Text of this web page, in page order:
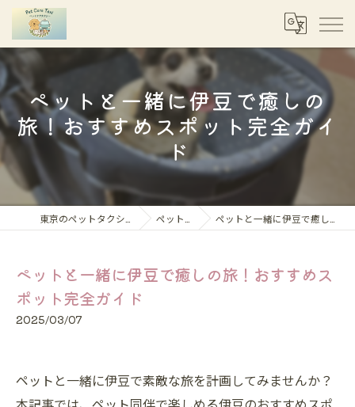
ペットと一緒に伊豆で癒しの
旅！おすすめスポット完全ガイ
ド
ペット移動コラム ペットと一緒に伊豆で癒しの旅！おすすめスポット完全ガイド
ペットと一緒に伊豆で癒しの旅！おすすめス
ポット完全ガイド
2025/03/07
ペットと一緒に伊豆で素敵な旅を計画してみませんか？